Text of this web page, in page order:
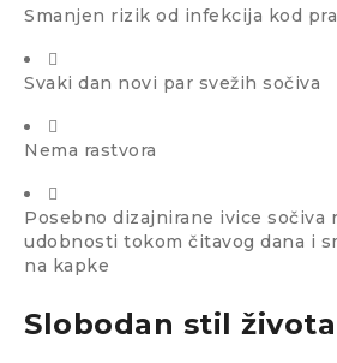
Smanjen rizik od infekcija kod
Svaki dan novi par svežih sočiva
Nema rastvora
Posebno dizajnirane ivice sočiva
udobnosti tokom čitavog dana i
na kapke
Slobodan stil